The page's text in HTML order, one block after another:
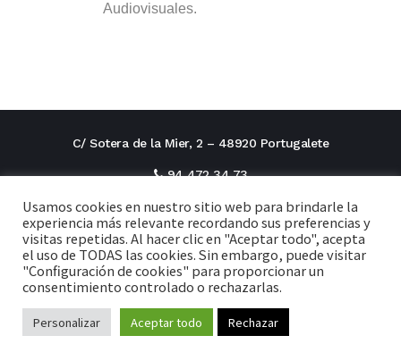
Audiovisuales.
C/ Sotera de la Mier, 2 – 48920 Portugalete
94 472 34 73
direcciontitular@cxi.fjaverianas.com
secretaria@cxi.fjaverianas.com
Aviso legal
Política de privacidad
Usamos cookies en nuestro sitio web para brindarle la
experiencia más relevante recordando sus preferencias y
visitas repetidas. Al hacer clic en "Aceptar todo", acepta
el uso de TODAS las cookies. Sin embargo, puede visitar
"Configuración de cookies" para proporcionar un
consentimiento controlado o rechazarlas.
Personalizar Aceptar todo Rechazar